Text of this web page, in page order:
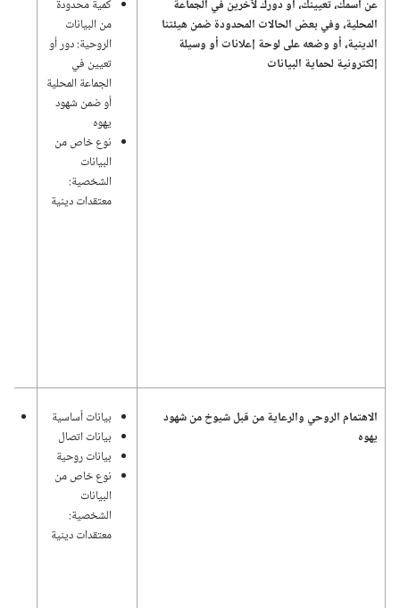
عن اسمك،‏ تعيينك،‏ أو دورك لآخرين في الجماعة
المحلية،‏ وفي بعض الحالات المحدودة ضمن هيئتنا
الدينية،‏ أو وضعه على لوحة إعلانات أو وسيلة
إلكترونية لحماية البيانات
كمية محدودة
من البيانات
الروحية:‏ دور أو
تعيين في
الجماعة المحلية
أو ضمن شهود
يهوه
نوع خاص من
البيانات
الشخصية:‏
معتقدات دينية
الاهتمام الروحي والرعاية من قبل شيوخ من شهود
يهوه
بيانات أساسية
بيانات اتصال
بيانات روحية
نوع خاص من
البيانات
الشخصية:‏
معتقدات دينية